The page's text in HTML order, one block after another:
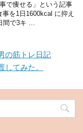
で痩せる」という記事
を1日1600kcal に抑え
間で3キ …
の筋トレ日記
してみた。